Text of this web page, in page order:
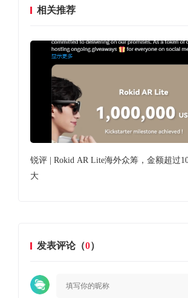
相关推荐
锐评 | Rokid AR Lite海外众筹，金额超过
大
发表评论（0）